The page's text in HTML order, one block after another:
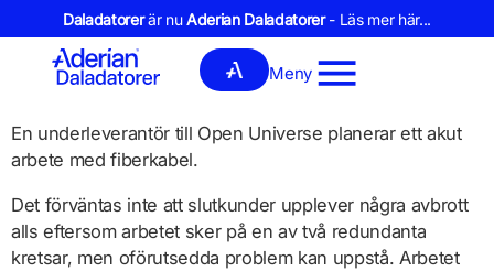
Daladatorerär nuAderian Daladatorer- Läs mer här...
Meny
En underleverantör till Open Universe planerar ett akut
arbete med fiberkabel.
Det förväntas inte att slutkunder upplever några avbrott
alls eftersom arbetet sker på en av två redundanta
kretsar, men oförutsedda problem kan uppstå. Arbetet